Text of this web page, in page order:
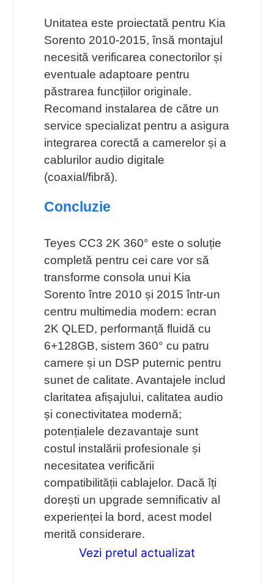
Unitatea este proiectată pentru Kia
Sorento 2010-2015, însă montajul
necesită verificarea conectorilor și
eventuale adaptoare pentru
păstrarea funcțiilor originale.
Recomand instalarea de către un
service specializat pentru a asigura
integrarea corectă a camerelor și a
cablurilor audio digitale
(coaxial/fibră).
Concluzie
Teyes CC3 2K 360° este o soluție
completă pentru cei care vor să
transforme consola unui Kia
Sorento între 2010 și 2015 într-un
centru multimedia modern: ecran
2K QLED, performanță fluidă cu
6+128GB, sistem 360° cu patru
camere și un DSP puternic pentru
sunet de calitate. Avantajele includ
claritatea afișajului, calitatea audio
și conectivitatea modernă;
potențialele dezavantaje sunt
costul instalării profesionale și
necesitatea verificării
compatibilității cablajelor. Dacă îți
dorești un upgrade semnificativ al
experienței la bord, acest model
merită considerare.
Vezi pretul actualizat